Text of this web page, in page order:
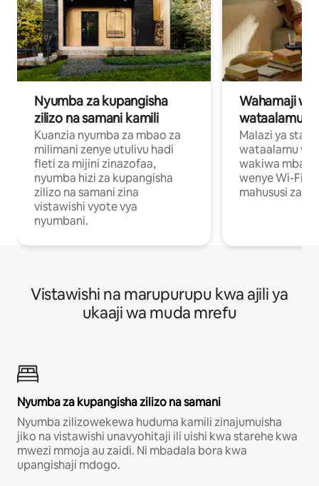
Nyumba za kupangisha
zilizo na samani kamili
Kuanzia nyumba za mbao za
milimani zenye utulivu hadi
fleti za mijini zinazofaa,
nyumba hizi za kupangisha
zilizo na samani zina
vistawishi vyote vya
nyumbani.
Wahamaji
wataalamu
Malazi ya
wataalamu
wakiwa mbali
wenye Wi-Fi
mahususi za
Vistawishi na marupurupu kwa ajili ya
ukaaji wa muda mrefu
Nyumba za kupangisha zilizo na samani
Nyumba zilizowekewa huduma kamili zinajumuisha
jiko na vistawishi unavyohitaji ili uishi kwa starehe kwa
mwezi mmoja au zaidi. Ni mbadala bora kwa
upangishaji mdogo.